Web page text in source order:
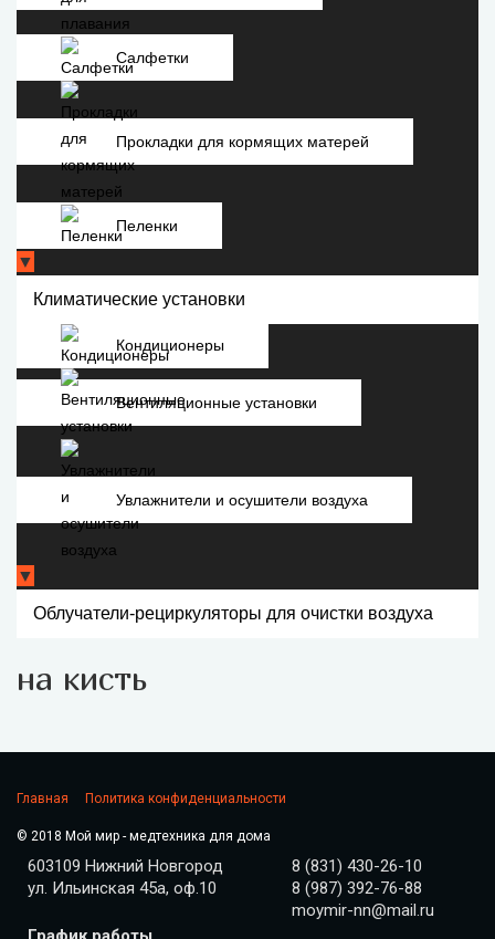
Салфетки
Прокладки для кормящих матерей
Пеленки
▼
Климатические установки
Кондиционеры
Вентиляционные установки
Увлажнители и осушители воздуха
▼
Облучатели-рециркуляторы для очистки воздуха
на кисть
Главная Политика конфиденциальности
© 2018 Мой мир - медтехника для дома
603109 Нижний Новгород
ул. Ильинская 45а, оф.10
8 (831) 430-26-10
8 (987) 392-76-88
moymir-nn@mail.ru